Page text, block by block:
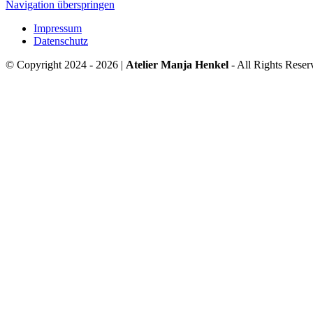
Navigation überspringen
Impressum
Datenschutz
© Copyright 2024 - 2026 | Atelier Manja Henkel - All Rights